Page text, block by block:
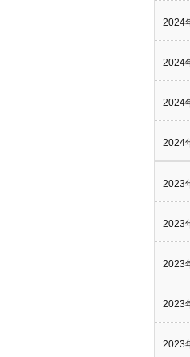
2024
2024
2024
2024
2023
2023
2023
2023
2023